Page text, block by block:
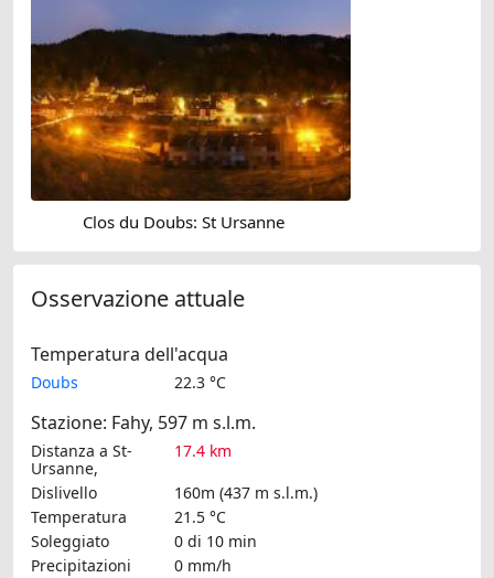
Clos du Doubs: St Ursanne
Osservazione attuale
Temperatura dell'acqua
Doubs 22.3 °C
Stazione: Fahy, 597 m s.l.m.
Distanza a St-
Ursanne,
17.4 km
Dislivello
160m (437 m s.l.m.)
Temperatura
21.5 °C
Soleggiato
0 di 10 min
Precipitazioni
0 mm/h